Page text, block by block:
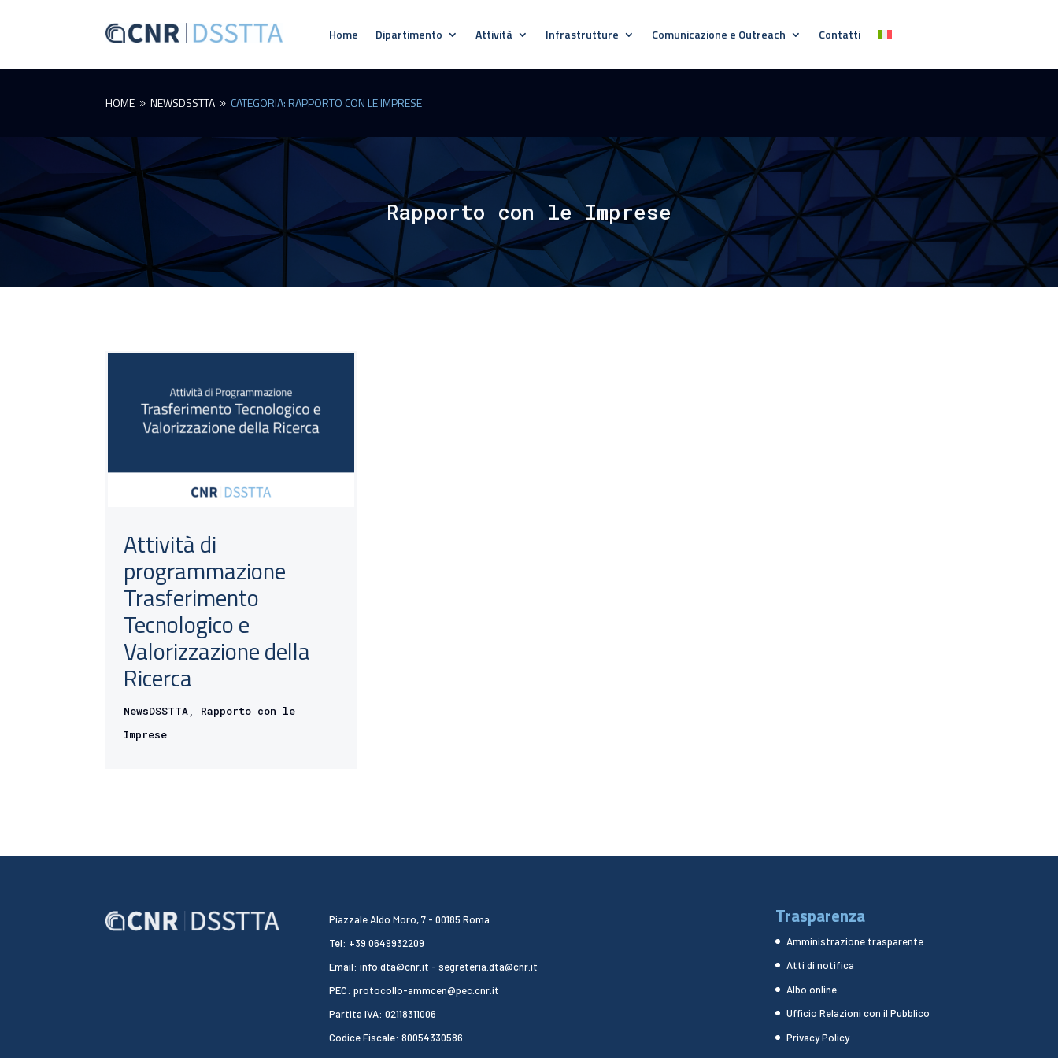
Home Dipartimento Attività Infrastrutture Comunicazione e Outreach Contatti
HOME 9 NEWSDSSTTA 9 CATEGORIA: RAPPORTO CON LE IMPRESE
Rapporto con le Imprese
Attività di
programmazione
Trasferimento
Tecnologico e
Valorizzazione della
Ricerca
NewsDSSTTA, Rapporto con le
Imprese
Piazzale Aldo Moro, 7 - 00185 Roma
Tel: +39 0649932209
Email: info.dta@cnr.it - segreteria.dta@cnr.it
PEC: protocollo-ammcen@pec.cnr.it
Partita IVA: 02118311006
Codice Fiscale: 80054330586
Trasparenza
Amministrazione trasparente
Atti di notifica
Albo online
Ufficio Relazioni con il Pubblico
Privacy Policy